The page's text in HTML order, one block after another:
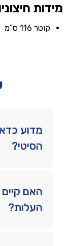
מידות
קוטר 116 ס”מ
מדוע
הסיטי?
האם
העלות?